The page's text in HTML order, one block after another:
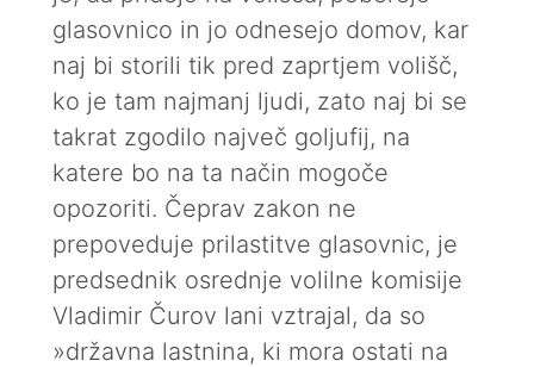
glasovnico in jo odnesejo domov, kar
naj bi storili tik pred zaprtjem volišč,
ko je tam najmanj ljudi, zato naj bi se
takrat zgodilo največ goljufij, na
katere bo na ta način mogoče
opozoriti. Čeprav zakon ne
prepoveduje prilastitve glasovnic, je
predsednik osrednje volilne komisije
Vladimir Čurov lani vztrajal, da so
»državna lastnina, ki mora ostati na